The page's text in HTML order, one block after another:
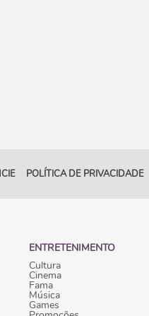
POLÍTICA DE PRIVACIDADE
ENTRETENIMENTO
Cultura
Cinema
Fama
Música
Games